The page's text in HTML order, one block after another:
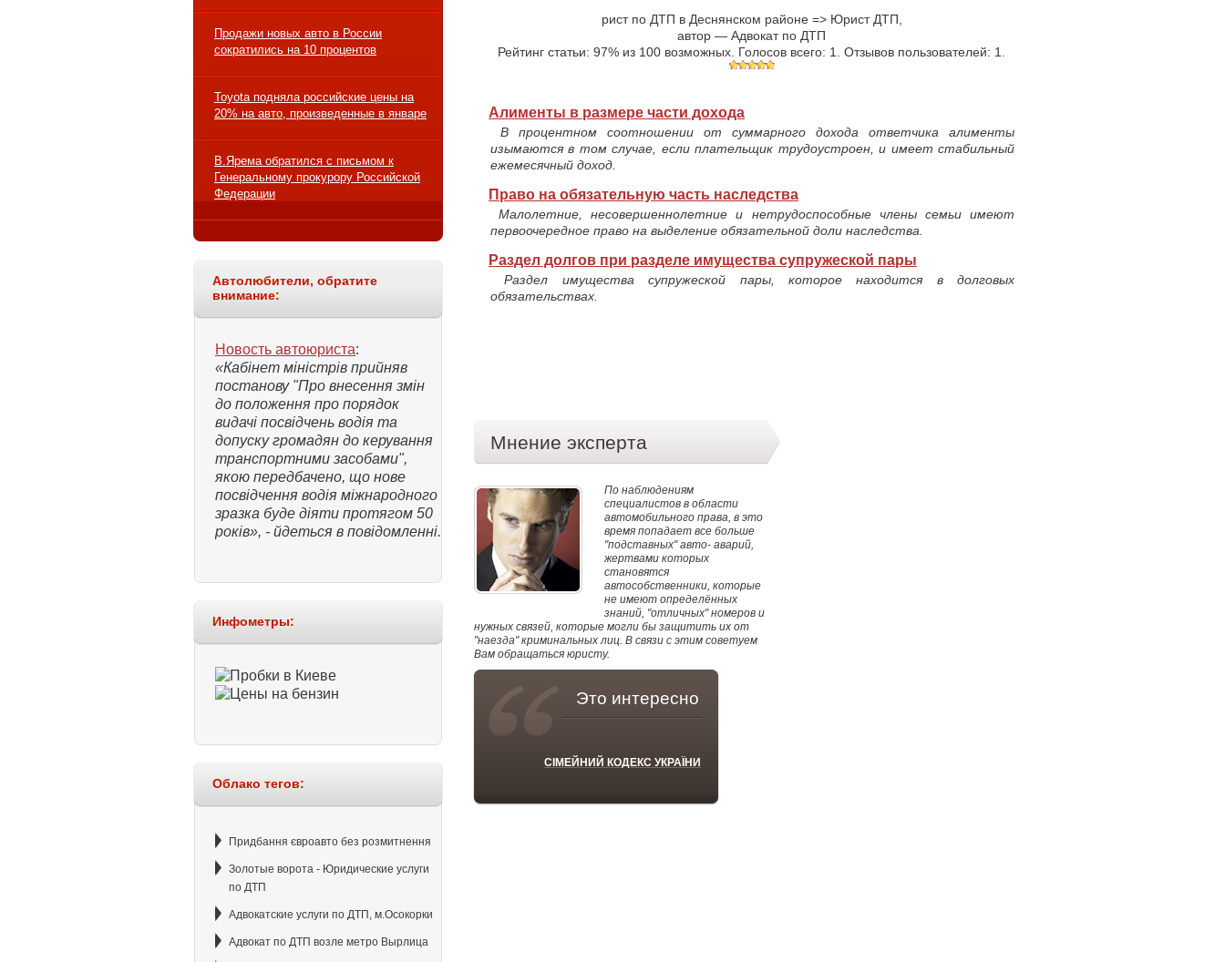
Продажи новых авто в России
сократились на 10 процентов
Toyota подняла российские цены на
20% на авто, произведенные в январе
В.Ярема обратился с письмом к
Генеральному прокурору Российской
Федерации
Автолюбители, обратите
внимание:
Новость автоюриста:
«Кабінет міністрів прийняв
постанову "Про внесення змін
до положення про порядок
видачі посвідчень водія та
допуску громадян до керування
транспортними засобами",
якою передбачено, що нове
посвідчення водія міжнародного
зразка буде діяти протягом 50
років», - йдеться в повідомленні.
Инфометры:
Облако тегов:
Придбання євроавто без розмитнення
Золотые ворота - Юридические услуги
по ДТП
Адвокатские услуги по ДТП, м.Осокорки
Адвокат по ДТП возле метро Вырлица
рист по ДТП в Деснянском районе => Юрист ДТП
автор — Адвокат по ДТП
Рейтинг статьи: 97% из 100 возможных. Голосов всего: 1 . Отзывов пользователей: 1
Алименты в размере части дохода
В процентном соотношении от суммарного дохода ответчика алименты
изымаются в том случае, если плательщик трудоустроен, и имеет стабильный
ежемесячный доход.
Право на обязательную часть наследства
Малолетние, несовершеннолетние и нетрудоспособные члены семьи имеют
первоочередное право на выделение обязательной доли наследства.
Раздел долгов при разделе имущества супружеской пары
Раздел имущества супружеской пары, которое находится в долговых
обязательствах.
Мнение эксперта
По наблюдениям
специалистов в области
автомобильного права, в это
время попадает все больше
"подставных" авто- аварий,
жертвами которых
становятся
автособственники, которые
не имеют определённых
знаний, "отличных" номеров и
нужных связей, которые могли бы защитить их от
"наезда" криминальных лиц. В связи с этим советуем
Вам обращаться юристу.
Это интересно
СІМЕЙНИЙ КОДЕКС УКРАЇНИ